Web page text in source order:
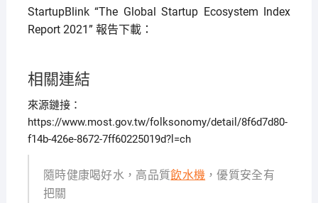
StartupBlink “The Global Startup Ecosystem Index
Report 2021” 報告下載：
相關連結
來源鏈接：
https://www.most.gov.tw/folksonomy/detail/8f6d7d80-
f14b-426e-8672-7ff60225019d?l=ch
隨時健康喝好水，高品質飲水機 ，優質安全有
把關